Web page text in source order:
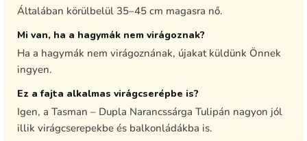
Általában körülbelül 35–45 cm magasra nő.
Mi van, ha a hagymák nem virágoznak?
Ha a hagymák nem virágoznának, újakat küldünk Önnek
ingyen.
Ez a fajta alkalmas virágcserépbe is?
Igen, a Tasman – Dupla Narancssárga Tulipán nagyon jól
illik virágcserepekbe és balkonládákba is.